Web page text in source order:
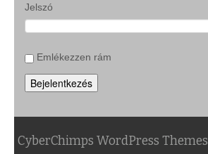
Jelszó
Emlékezzen rám
Bejelentkezés
CyberChimps WordPress Themes